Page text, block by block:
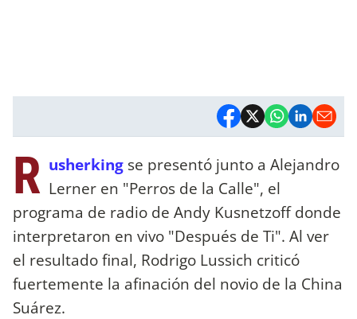
R usherking se presentó junto a Alejandro
Lerner en "Perros de la Calle", el
programa de radio de Andy Kusnetzoff donde
interpretaron en vivo "Después de Ti". Al ver
el resultado final, Rodrigo Lussich criticó
fuertemente la afinación del novio de la China
Suárez.